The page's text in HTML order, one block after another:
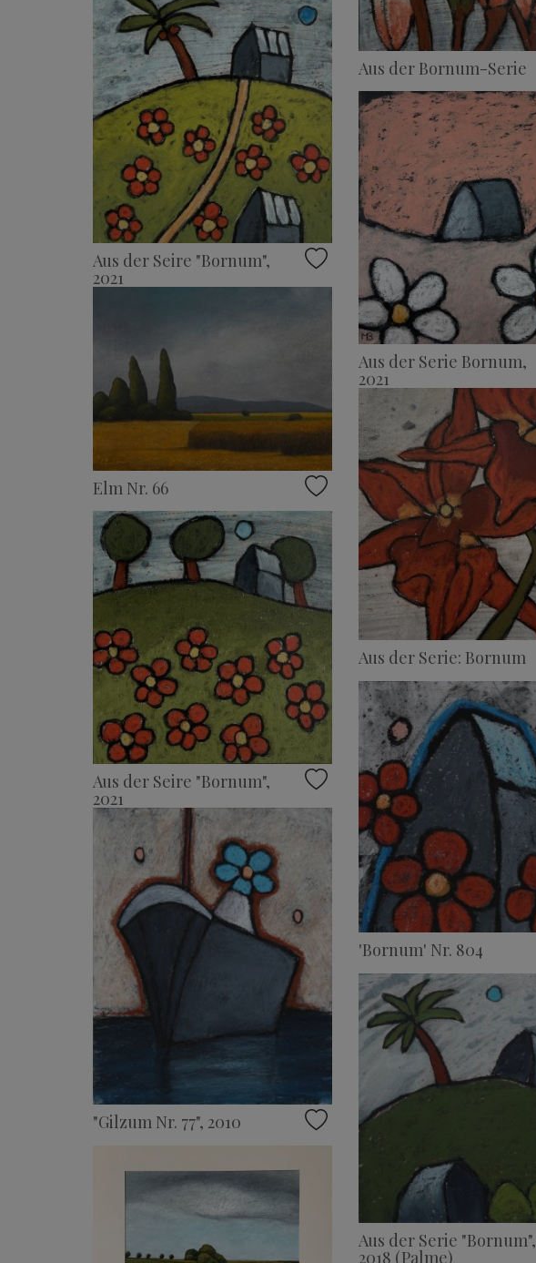
Aus der Bornum-Serie
Aus der Seire "Bornum",
2021
Aus der Serie Bornum,
2021
Elm Nr. 66
Aus der Serie: Bornum
Aus der Seire "Bornum",
2021
'Bornum' Nr. 804
"Gilzum Nr. 77", 2010
Aus der Serie "Bornum",
2018 (Palme)